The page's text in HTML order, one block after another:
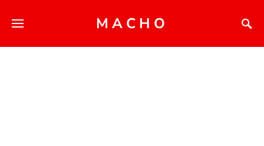
MACHO